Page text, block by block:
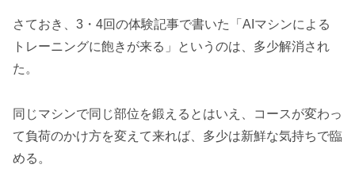
さておき、3・4回の体験記事で書いた「AIマシンによる
トレーニングに飽きが来る」というのは、多少解消され
た。
同じマシンで同じ部位を鍛えるとはいえ、コースが変わっ
て負荷のかけ方を変えて来れば、多少は新鮮な気持ちで臨
める。